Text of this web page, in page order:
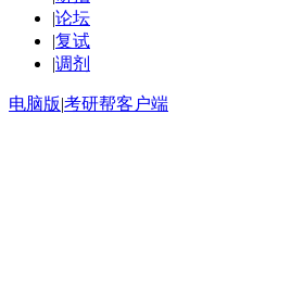
|论坛
|复试
|调剂
电脑版|考研帮客户端